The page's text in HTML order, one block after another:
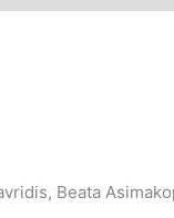
Beata